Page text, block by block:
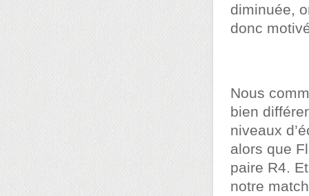
diminuée,
donc
Nous
bien
niveaux
alors que
paire R4.
notre